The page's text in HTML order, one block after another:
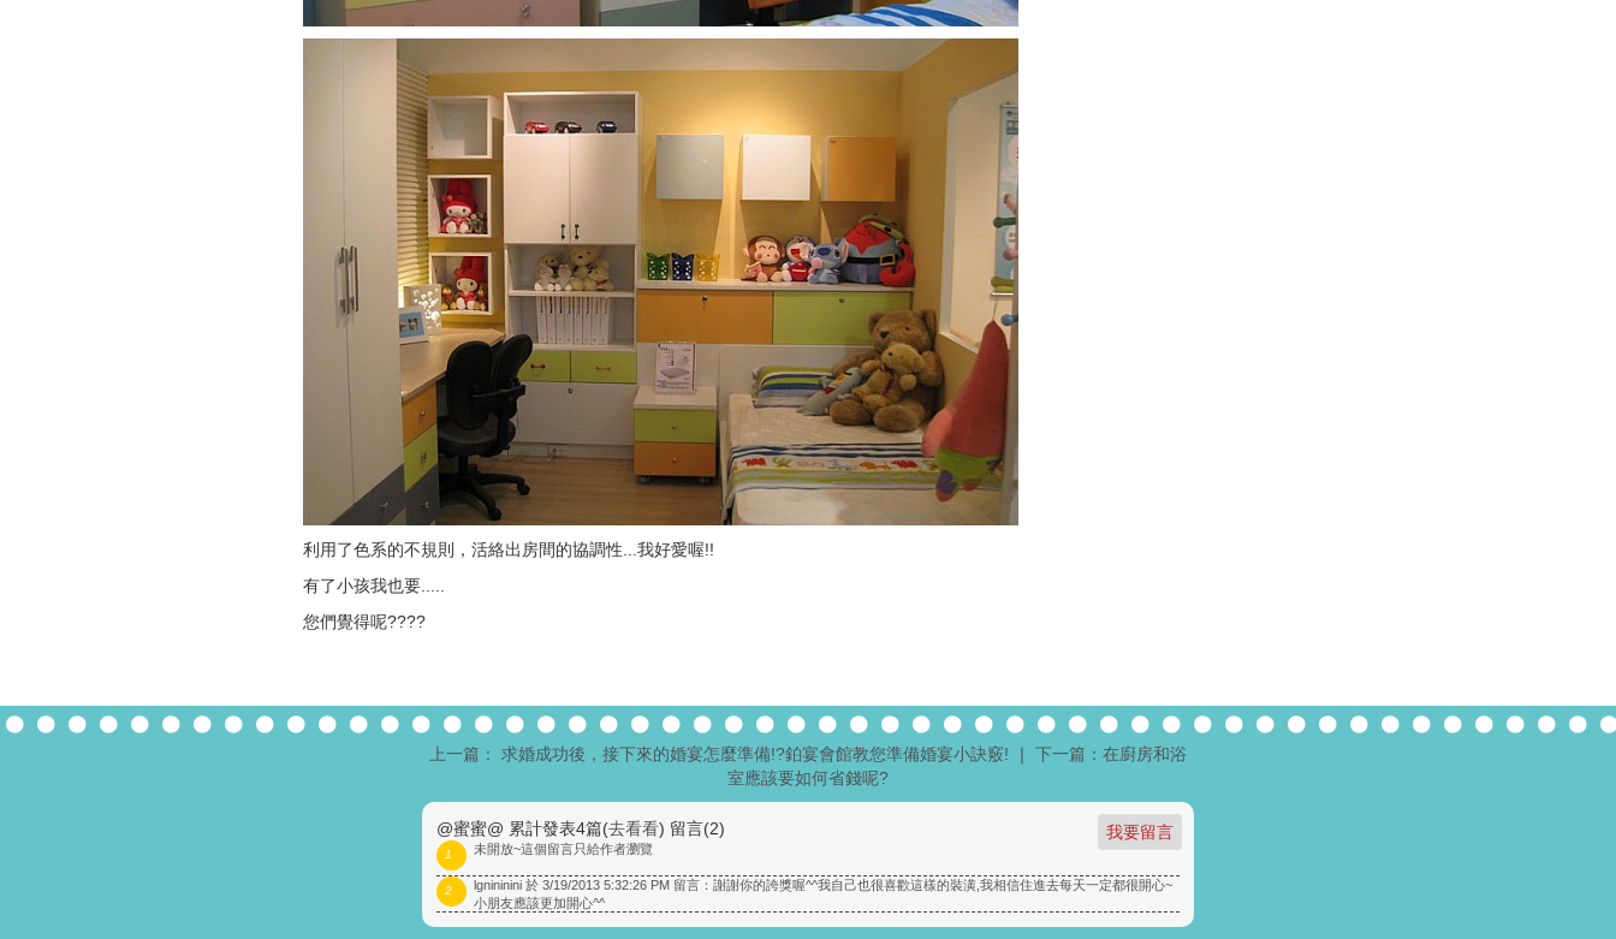
利用了色系的不規則，活絡出房間的協調性...我好愛喔!!
有了小孩我也要.....
您們覺得呢????
上一篇： 求婚成功後，接下來的婚宴怎麼準備!?鉑宴會館教您準備婚宴小訣竅! ｜ 下一篇：在廚房和浴
室應該要如何省錢呢?
@蜜蜜@ 累計發表4篇(去看看) 留言(2)
1 未開放~這個留言只給作者瀏覽
2
lgnininini 於 3/19/2013 5:32:26 PM 留言：謝謝你的誇獎喔^^我自己也很喜歡這樣的裝潢,我相信住進去每天一定都很開心~
小朋友應該更加開心^^